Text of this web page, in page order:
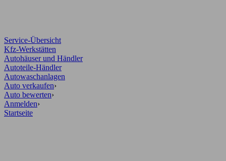
Service-Übersicht
Kfz-Werkstätten
Autohäuser und Händler
Autoteile-Händler
Autowaschanlagen
Auto verkaufen›
Auto bewerten›
Anmelden›
Startseite